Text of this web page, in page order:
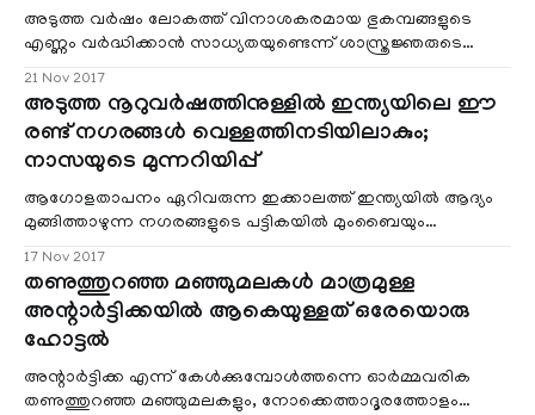
അടുത്ത വര്‍ഷം ലോകത്ത് വിനാശകരമായ ഭുകമ്പങ്ങളുടെ
എണ്ണം വര്‍ദ്ധിക്കാന്‍ സാധ്യതയുണ്ടെന്ന് ശാസ്ത്രജ്ഞരുടെ
മുന്നറിയിപ്പ്. ഭൂമിയുടെ ഭ്രമണത്തില്‍ ഉണ്ടാകുന്ന
വ്യതിയാനങ്ങള്‍ വളരെ സൂക്ഷ്മമാണെങ്കില്‍ പോലും വലിയ
അളവിലുള്ള ഭൂഗര്‍ഭ ഊര്‍ജ്ജ വികിരണത്തിന് അത്
കാരണമാകുമെന്നാണ്
ചൂണ്ടിക്കാണിക്കപ്പെടുന്നത്.ജനനിബിഡമായ ഉഷ്
21 Nov 2017
അടുത്ത നൂറുവര്‍ഷത്തിനുള്ളില്‍ ഇന്ത്യയിലെ ഈ
രണ്ട് നഗരങ്ങള്‍ വെള്ളത്തിനടിയിലാകും;
നാസയുടെ മുന്നറിയിപ്പ്
ആഗോളതാപനം ഏറിവരുന്ന ഇക്കാലത്ത് ഇന്ത്യയില്‍ ആദ്യം
മുങ്ങിത്താഴുന്ന നഗരങ്ങളുടെ പട്ടികയില്‍ മുംബൈയും
മാംഗളൂരുവുമെന്ന് നാസ ഗവേഷണസംഘത്തിന്റെ
17 Nov 2017
തണുത്തുറഞ്ഞ മഞ്ഞുമലകള്‍ മാത്രമുള്ള
അന്റാര്‍ട്ടിക്കയില്‍ ആകെയുള്ളത് ഒരേയൊരു
ഹോട്ടല്‍
അന്റാര്‍ട്ടിക്ക എന്ന് കേള്‍ക്കുമ്പോള്‍ത്തന്നെ ഓര്‍മ്മവരിക
തണുത്തുറഞ്ഞ മഞ്ഞുമലകളും, നോക്കെത്താദൂരത്തോളം